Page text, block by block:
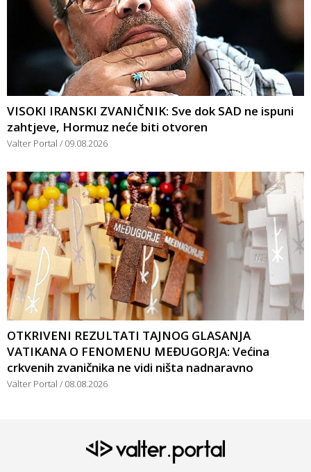
VISOKI IRANSKI ZVANIČNIK: Sve dok SAD ne ispuni
zahtjeve, Hormuz neće biti otvoren
Valter Portal 09.08.2026
OTKRIVENI REZULTATI TAJNOG GLASANJA
VATIKANA O FENOMENU MEĐUGORJA: Većina
crkvenih zvaničnika ne vidi ništa nadnaravno
Valter Portal 08.08.2026